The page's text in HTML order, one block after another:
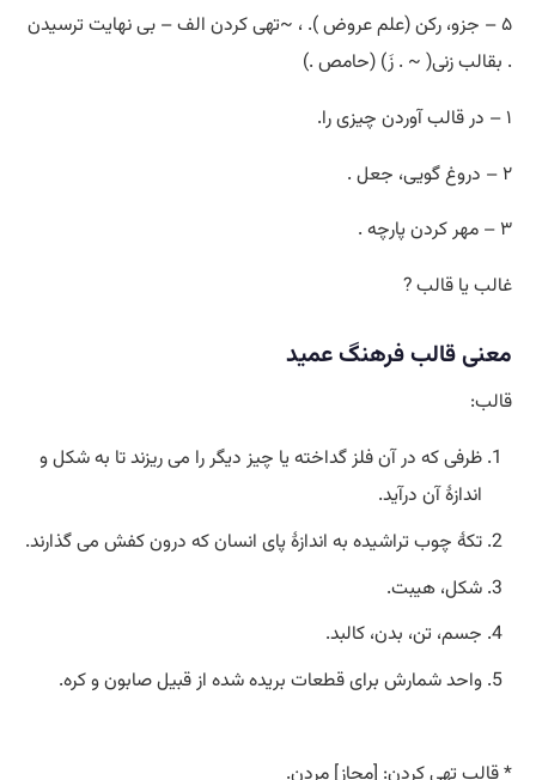
۵ – جزو، رکن (علم عروض ). ، ~تهی کردن الف – بی نهایت ترسیدن
. بقالب زنی( ~ . زَ) (حامص .)
۱ – در قالب آوردن چیزی را.
۲ – دروغ گویی، جعل .
۳ – مهر کردن پارچه .
غالب یا قالب ?
معنی قالب فرهنگ عمید
قالب:
ظرفی که در آن فلز گداخته یا چیز دیگر را می ریزند تا به شکل و
اندازۀ آن درآید.
تکۀ چوب تراشیده به اندازۀ پای انسان که درون کفش می گذارند.
شکل، هیبت.
جسم، تن، بدن، کالبد.
واحد شمارش برای قطعات بریده شده از قبیل صابون و کره.
* قالب تهی کردن: [مجاز] مردن.